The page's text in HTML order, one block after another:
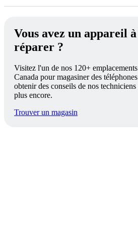
Vous avez un appareil
réparer ?
Visitez l'un de nos 120+
Canada pour magasiner des
obtenir des conseils de nos techniciens
plus encore.
Trouver un magasin